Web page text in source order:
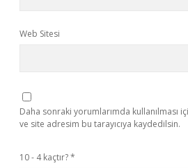
Web Sitesi
Daha sonraki yorumlarımda kullanılması
ve site adresim bu tarayıcıya kaydedilsin.
10 - 4 kaçtır?*